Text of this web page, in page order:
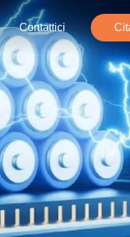
Contattici